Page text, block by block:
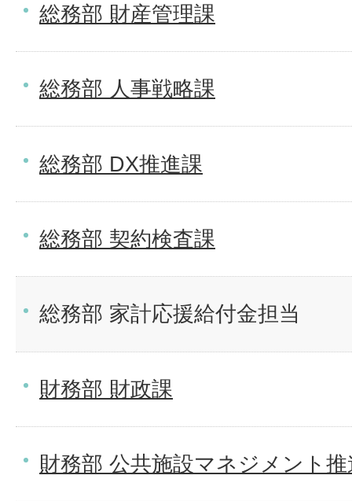
総務部 財産管理課
総務部 人事戦略課
総務部 DX推進課
総務部 契約検査課
総務部 家計応援給付金担当
財務部 財政課
財務部 公共施設マネジメント